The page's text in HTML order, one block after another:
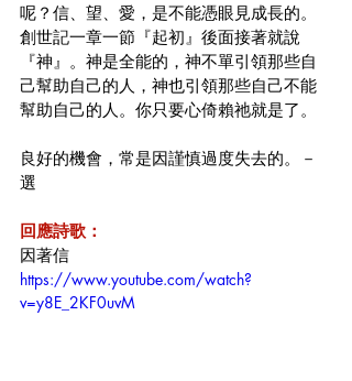
呢？信、望、愛，是不能憑眼見成長的。
創世記一章一節『起初』後面接著就說
『神』。神是全能的，神不單引領那些自
己幫助自己的人，神也引領那些自己不能
幫助自己的人。你只要心倚賴祂就是了。
良好的機會，常是因謹慎過度失去的。－
選
回應詩歌：
因著信
https://www.youtube.com/watch?
v=y8E_2KF0uvM